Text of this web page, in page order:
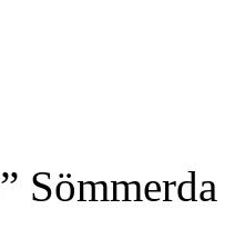
” Sömmerda